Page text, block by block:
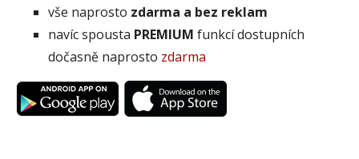
vše naprosto zdarma a bez reklam
navíc spousta PREMIUM funkcí dostupních
dočasně naprosto zdarma